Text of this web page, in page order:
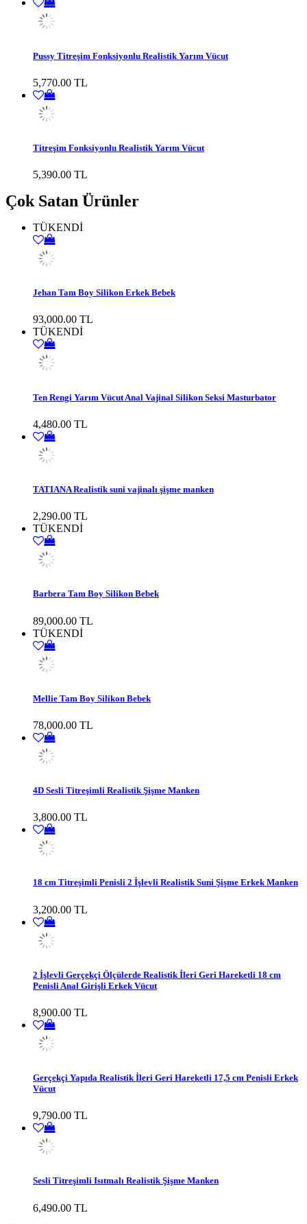
Pussy Titreşim Fonksiyonlu Realistik Yarım Vücut
5,770.00 TL
Titreşim Fonksiyonlu Realistik Yarım Vücut
5,390.00 TL
Çok Satan Ürünler
TÜKENDİ
Jehan Tam Boy Silikon Erkek Bebek
93,000.00 TL
TÜKENDİ
Ten Rengi Yarım Vücut Anal Vajinal Silikon Seksi Masturbator
4,480.00 TL
TATIANA Realistik suni vajinalı şişme manken
2,290.00 TL
TÜKENDİ
Barbera Tam Boy Silikon Bebek
89,000.00 TL
TÜKENDİ
Mellie Tam Boy Silikon Bebek
78,000.00 TL
4D Sesli Titreşimli Realistik Şişme Manken
3,800.00 TL
18 cm Titreşimli Penisli 2 İşlevli Realistik Suni Şişme Erkek Manken
3,200.00 TL
2 İşlevli Gerçekçi Ölçülerde Realistik İleri Geri Hareketli 18 cm
Penisli Anal Girişli Erkek Vücut
8,900.00 TL
Gerçekçi Yapıda Realistik İleri Geri Hareketli 17,5 cm Penisli Erkek
Vücut
9,790.00 TL
Sesli Titreşimli Isıtmalı Realistik Şişme Manken
6,490.00 TL